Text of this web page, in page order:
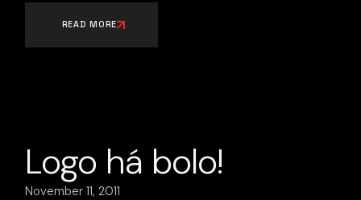
READ MORE
Logo há bolo!
November 11, 2011